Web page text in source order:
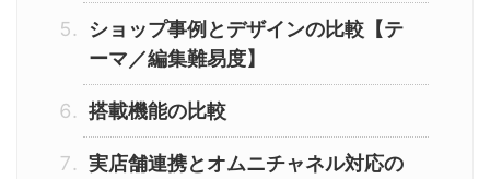
ショップ事例とデザインの比較【テ
ーマ／編集難易度】
搭載機能の比較
実店舗連携とオムニチャネル対応の